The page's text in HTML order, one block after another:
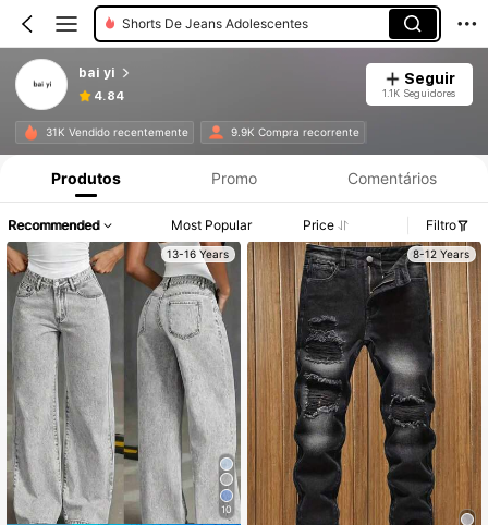
Shorts De Jeans Adolescentes
bai yi
4.84
Seguir
1.1K Seguidores
31K Vendido recentemente 9.9K Compra recorrente
Produtos Promo Comentários
Recommended Most Popular Price Filtro
13-16 Years
10
8-12 Years